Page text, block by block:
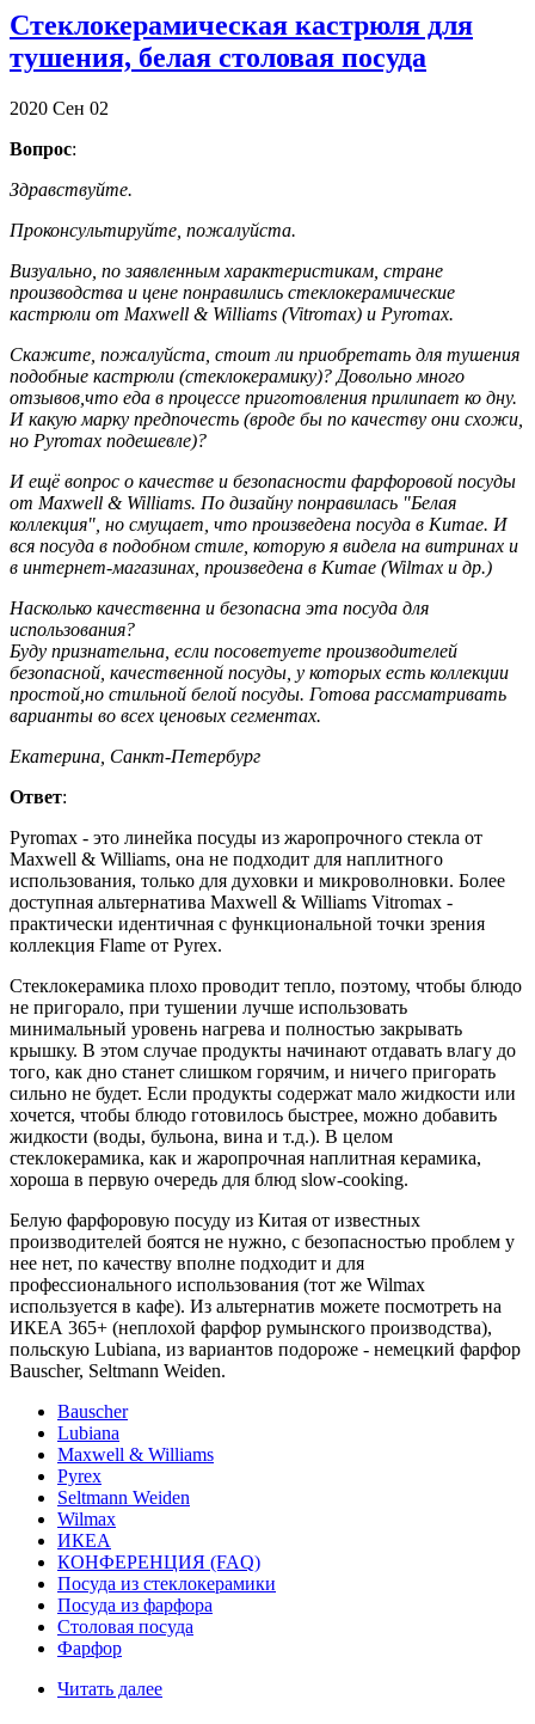
Стеклокерамическая кастрюля для
тушения, белая столовая посуда
2020 Сен 02
Вопрос:
Здравствуйте.
Проконсультируйте, пожалуйста.
Визуально, по заявленным характеристикам, стране
производства и цене понравились стеклокерамические
кастрюли от Maxwell & Williams (Vitromax) и Pyromax.
Скажите, пожалуйста, стоит ли приобретать для тушения
подобные кастрюли (стеклокерамику)? Довольно много
отзывов,что еда в процессе приготовления прилипает ко дну.
И какую марку предпочесть (вроде бы по качеству они схожи,
но Pyromax подешевле)?
И ещё вопрос о качестве и безопасности фарфоровой посуды
от Maxwell & Williams. По дизайну понравилась "Белая
коллекция", но смущает, что произведена посуда в Китае. И
вся посуда в подобном стиле, которую я видела на витринах и
в интернет-магазинах, произведена в Китае (Wilmax и др.)
Насколько качественна и безопасна эта посуда для
использования?
Буду признательна, если посоветуете производителей
безопасной, качественной посуды, у которых есть коллекции
простой,но стильной белой посуды. Готова рассматривать
варианты во всех ценовых сегментах.
Екатерина, Санкт-Петербург
Ответ:
Pyromax - это линейка посуды из жаропрочного стекла от
Maxwell & Williams, она не подходит для наплитного
использования, только для духовки и микроволновки. Более
доступная альтернатива Maxwell & Williams Vitromax -
практически идентичная с функциональной точки зрения
коллекция Flame от Pyrex.
Стеклокерамика плохо проводит тепло, поэтому, чтобы блюдо
не пригорало, при тушении лучше использовать
минимальный уровень нагрева и полностью закрывать
крышку. В этом случае продукты начинают отдавать влагу до
того, как дно станет слишком горячим, и ничего пригорать
сильно не будет. Если продукты содержат мало жидкости или
хочется, чтобы блюдо готовилось быстрее, можно добавить
жидкости (воды, бульона, вина и т.д.). В целом
стеклокерамика, как и жаропрочная наплитная керамика,
хороша в первую очередь для блюд slow-cooking.
Белую фарфоровую посуду из Китая от известных
производителей боятся не нужно, с безопасностью проблем у
нее нет, по качеству вполне подходит и для
профессионального использования (тот же Wilmax
используется в кафе). Из альтернатив можете посмотреть на
ИКЕА 365+ (неплохой фарфор румынского производства),
польскую Lubiana, из вариантов подороже - немецкий фарфор
Bauscher, Seltmann Weiden.
Bauscher
Lubiana
Maxwell & Williams
Pyrex
Seltmann Weiden
Wilmax
ИКЕА
КОНФЕРЕНЦИЯ (FAQ)
Посуда из стеклокерамики
Посуда из фарфора
Столовая посуда
Фарфор
Читать далее